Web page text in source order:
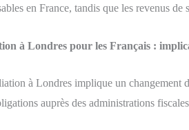
en France, tandis que les revenus
à Londres pour les Français :
à Londres implique un changement
auprès des administrations